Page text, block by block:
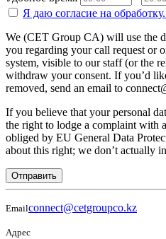
Я даю согласие на обработку.
We (CET Group CA) will use the
you regarding your call request or
system, visible to our staff (or the
withdraw your consent. If you’d
removed, send an email to
If you believe that your personal
the right to lodge a complaint with
obliged by EU General Data
about this right; we don’t actually
Отправить
Emailconnect@cetgroupco.kz
Адрес